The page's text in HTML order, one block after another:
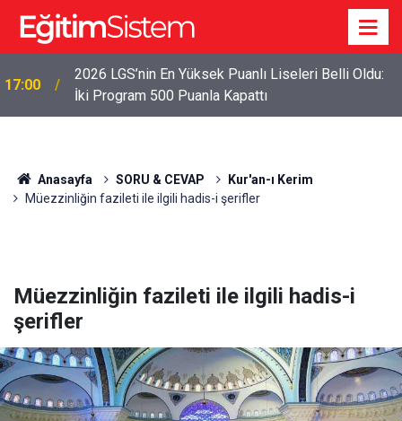
12:45
2026 LGS İlk Yerleştirme Verileri Açıklandı: Sınavla
Alan Liseler Yüzde 95,76 Doldu
Anasayfa SORU & CEVAP
Kur'an-ı Kerim
Müezzinliğin fazileti ile ilgili hadis-i şerifler
Müezzinliğin fazileti ile ilgili hadis-i
şerifler